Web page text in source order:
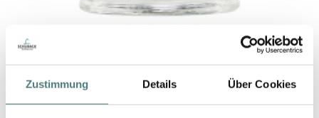
Zustimmung Details Über Cookies
CREED
EdP Spray